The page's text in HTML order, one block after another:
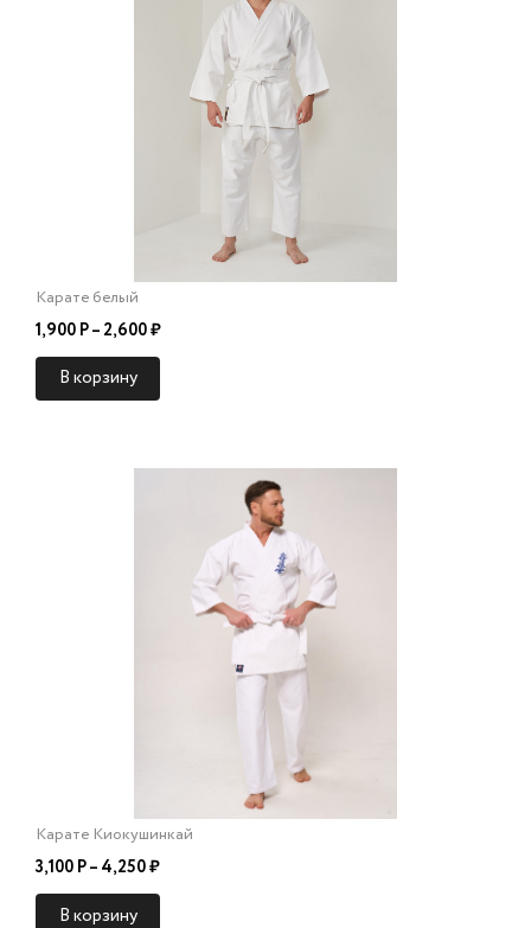
Карате белый
1,900 Р – 2,600 ₽
В корзину
Карате Киокушинкай
3,100 Р – 4,250 ₽
В корзину